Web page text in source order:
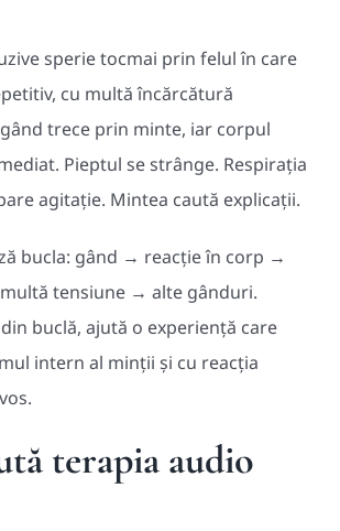
sperie tocmai prin felul în care
cu multă încărcătură
trece prin minte, iar corpul
Pieptul se strânge. Respirația
agitație. Mintea caută explicații.
bucla: gând → reacție în corp →
tensiune → alte gânduri.
buclă, ajută o experiență care
intern al minții și cu reacția
terapia audio